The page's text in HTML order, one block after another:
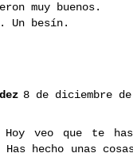
muy buenos.
Un besín.
8 de diciembre
veo que te
hecho unas